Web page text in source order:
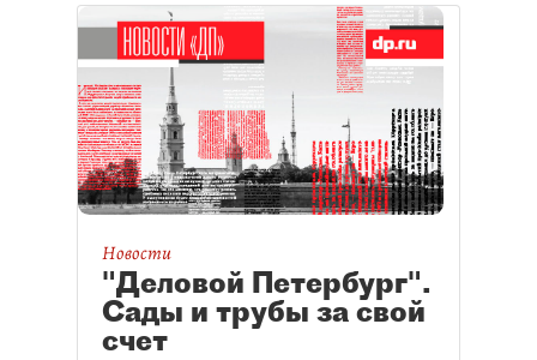
Новости
"Деловой Петербург".
Сады и трубы за свой
счет